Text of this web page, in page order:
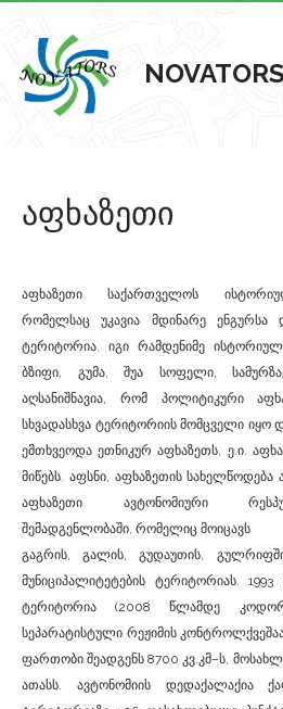
ჩვენს შესახებ
ძეგლების რუკა
კონტაქტი
აფხაზეთი
აფხაზეთი საქართველოს
რომელსაც უკავია მდინარე
ტერიტორია. იგი რამდენიმე
ბზიფი, გუმა, შუა სოფელი,
აღსანიშნავია, რომ პოლიტიკური
სხვადასხვა ტერიტორიის მომცველი იყო
ემთხვეოდა ეთნიკურ აფხაზეთს, ე.ი.
მიწებს. აფსნი, აფხაზეთის
აფხაზეთი ავტონომიური
შემადგენლობაში, რომელიც მოიცავს
გაგრის, გალის, გუდაუთის,
მუნიციპალიტეტების ტერიტორიას.
ტერიტორია (2008 წლამდე
სეპარატისტული რეჟიმის
ფართობი შეადგენს 8700 კვ.კმ–ს,
ათასს. ავტონომიის დედაქალაქია